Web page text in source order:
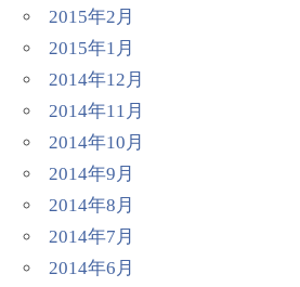
2015年2月
2015年1月
2014年12月
2014年11月
2014年10月
2014年9月
2014年8月
2014年7月
2014年6月